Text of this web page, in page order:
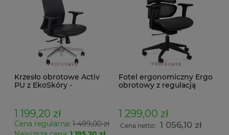
Krzesło obrotowe Activ
PU z EkoSkóry -
podparciem lędźwiowym
| Zgodne z nową
dyrektywą UE 2024!
1 199,20 zł
Cena regularna: 1 499,00 zł
Fotel ergonomiczny Ergo
obrotowy z regulacją
oparcia lędźwiowego z
mechanizmem Synchro
tapicerowany siatką i
1 299,00 zł
Cena netto: 1 056,10 zł